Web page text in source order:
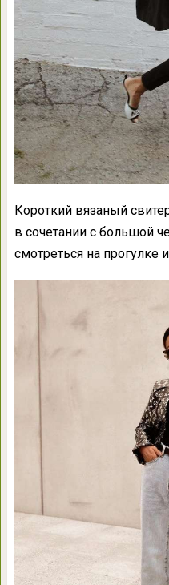
Короткий вязаный
в сочетании с большой
смотреться на прогулке